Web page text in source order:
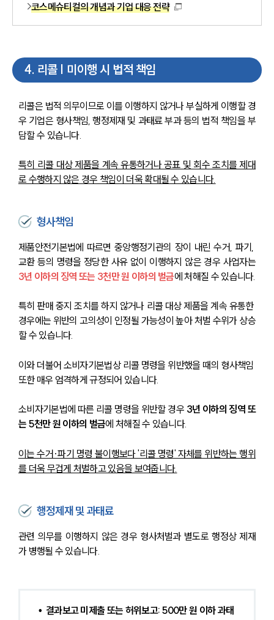
코스메슈티컬의 개념과 기업 대응 전략
4. 리콜 | 미이행 시 법적 책임
리콜은 법적 의무이므로 이를 이행하지 않거나 부실하게 이행할 경
우 기업은 형사책임, 행정제재 및 과태료 부과 등의 법적 책임을 부
담할 수 있습니다.
특히 리콜 대상 제품을 계속 유통하거나 공표 및 회수 조치를 제대
로 수행하지 않은 경우 책임이 더욱 확대될 수 있습니다.
형사책임
제품안전기본법에 따르면 중앙행정기관의 장이 내린 수거, 파기,
교환 등의 명령을 정당한 사유 없이 이행하지 않은 경우 사업자는
3년 이하의 징역 또는 3천만 원 이하의 벌금에 처해질 수 있습니다.
특히 판매 중지 조치를 하지 않거나 리콜 대상 제품을 계속 유통한
경우에는 위반의 고의성이 인정될 가능성이 높아 처벌 수위가 상승
할 수 있습니다.
이와 더불어 소비자기본법상 리콜 명령을 위반했을 때의 형사책임
또한 매우 엄격하게 규정되어 있습니다.
소비자기본법에 따른 리콜 명령을 위반할 경우 3년 이하의 징역 또
는 5천만 원 이하의 벌금에 처해질 수 있습니다.
이는 수거·파기 명령 불이행보다 '리콜 명령' 자체를 위반하는 행위
를 더욱 무겁게 처벌하고 있음을 보여줍니다.
행정제재 및 과태료
관련 의무를 이행하지 않은 경우 형사처벌과 별도로 행정상 제재
가 병행될 수 있습니다.
•  결과보고 미제출 또는 허위보고: 500만 원 이하 과태